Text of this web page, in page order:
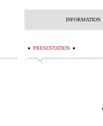
INFORMATION
PRESENTATION